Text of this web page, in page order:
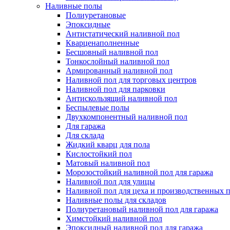
Наливные полы
Полиуретановые
Эпоксидные
Антистатический наливной пол
Кварценаполненные
Бесшовный наливной пол
Тонкослойный наливной пол
Армированный наливной пол
Наливной пол для торговых центров
Наливной пол для парковки
Антискользящий наливной пол
Беспылевые полы
Двухкомпонентный наливной пол
Для гаража
Для склада
Жидкий кварц для пола
Кислостойкий пол
Матовый наливной пол
Морозостойкий наливной пол для гаража
Наливной пол для улицы
Наливной пол для цеха и производственных
Наливные полы для складов
Полиуретановый наливной пол для гаража
Химстойкий наливной пол
Эпоксидный наливной пол для гаража